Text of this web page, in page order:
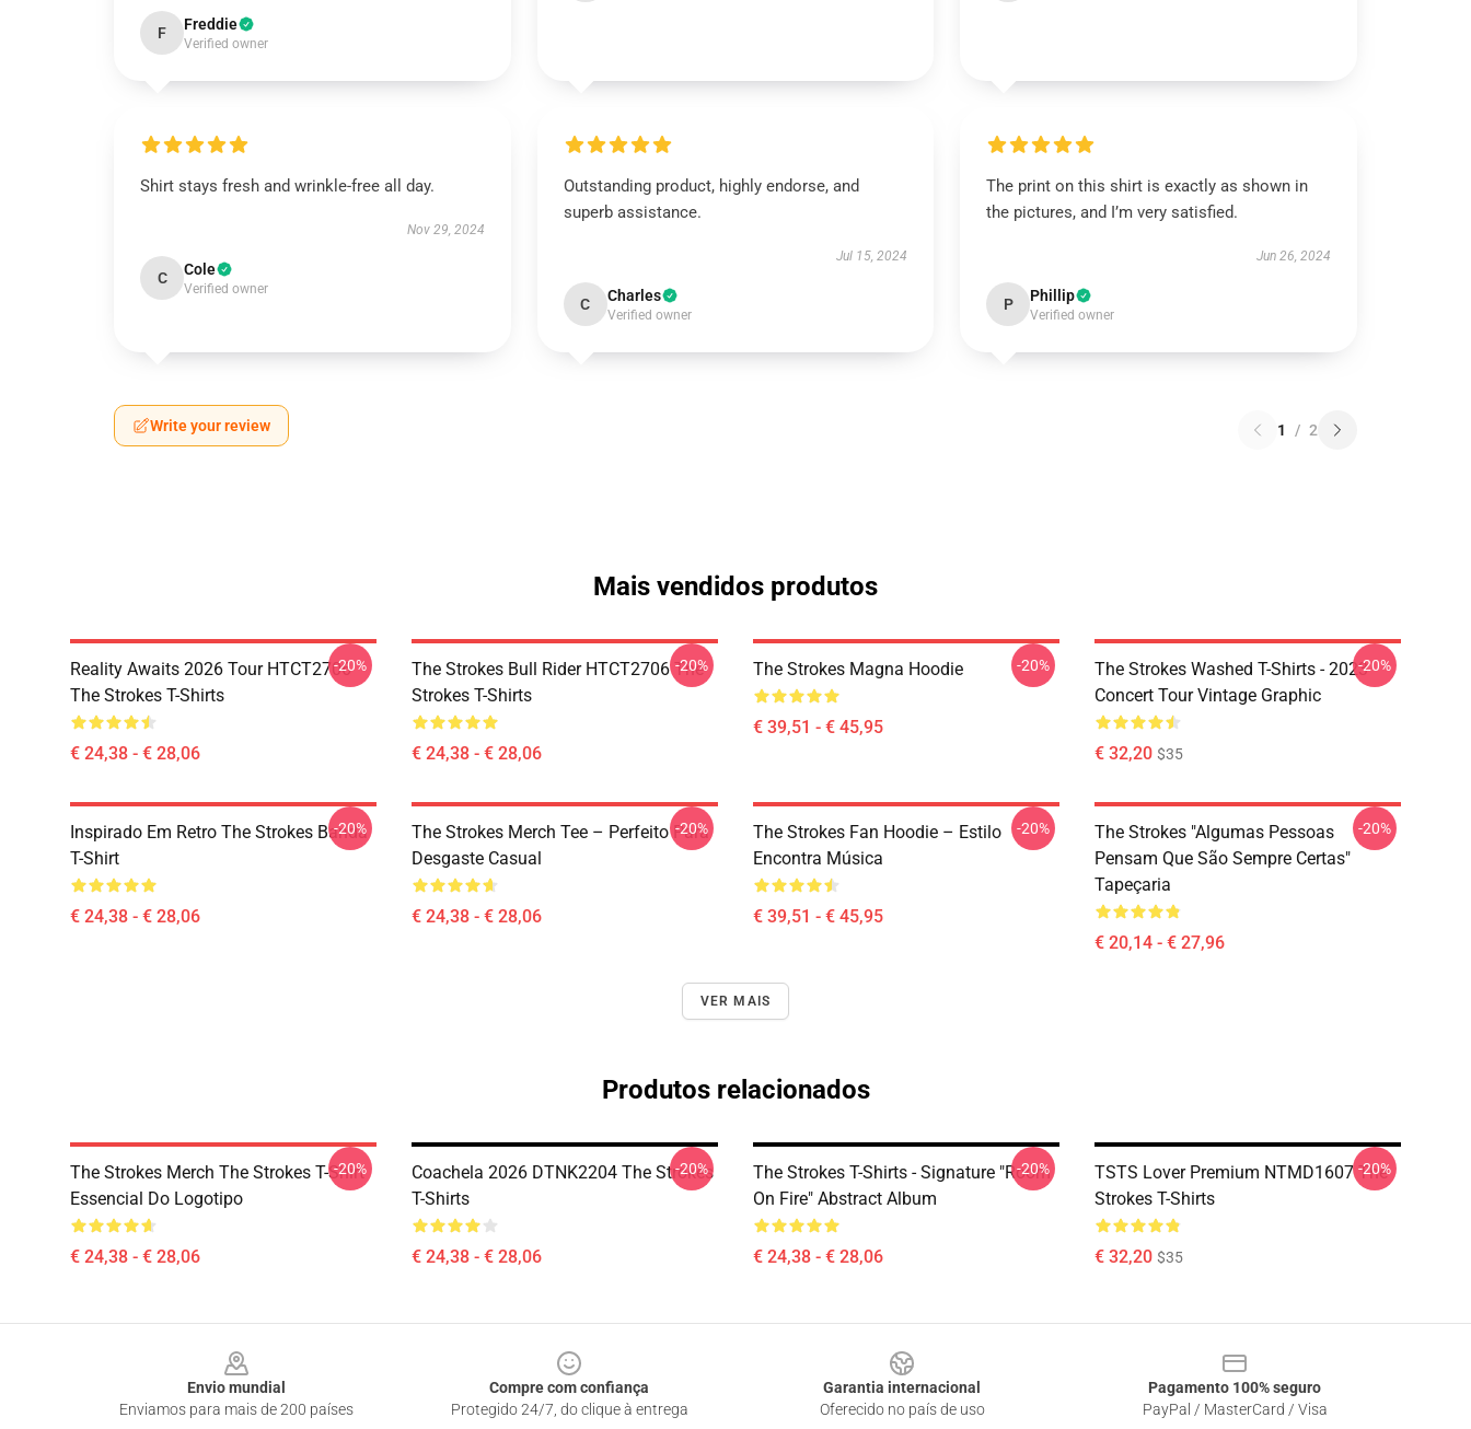
F Freddie
Verified owner
Shirt stays fresh and wrinkle-free all day.
Nov 29, 2024
C Cole
Verified owner
Outstanding product, highly endorse, and
superb assistance.
Jul 15, 2024
C Charles
Verified owner
The print on this shirt is exactly as shown in
the pictures, and I’m very satisfied.
Jun 26, 2024
P Phillip
Verified owner
Write your review 1 / 2
Mais vendidos produtos
Reality Awaits 2026 Tour HTCT2706
The Strokes T-Shirts
€ 24,38 - € 28,06
-20%
The Strokes Bull Rider HTCT2706 The
Strokes T-Shirts
€ 24,38 - € 28,06
-20% The Strokes Magna Hoodie
€ 39,51 - € 45,95
-20%
The Strokes Washed T-Shirts - 2023
Concert Tour Vintage Graphic
€ 32,20 $35
-20%
Inspirado Em Retro The Strokes Banda
T-Shirt
€ 24,38 - € 28,06
-20%
The Strokes Merch Tee – Perfeito Para
Desgaste Casual
€ 24,38 - € 28,06
-20%
The Strokes Fan Hoodie – Estilo
Encontra Música
€ 39,51 - € 45,95
-20%
The Strokes "Algumas Pessoas
Pensam Que São Sempre Certas"
Tapeçaria
€ 20,14 - € 27,96
-20%
VER MAIS
Produtos relacionados
The Strokes Merch The Strokes T-Shirt
Essencial Do Logotipo
€ 24,38 - € 28,06
-20%
Coachela 2026 DTNK2204 The Strokes
T-Shirts
€ 24,38 - € 28,06
-20%
The Strokes T-Shirts - Signature "Room
On Fire" Abstract Album
€ 24,38 - € 28,06
-20%
TSTS Lover Premium NTMD1607 The
Strokes T-Shirts
€ 32,20 $35
-20%
Envio mundial
Enviamos para mais de 200 países
Compre com confiança
Protegido 24/7, do clique à entrega
Garantia internacional
Oferecido no país de uso
Pagamento 100% seguro
PayPal / MasterCard / Visa